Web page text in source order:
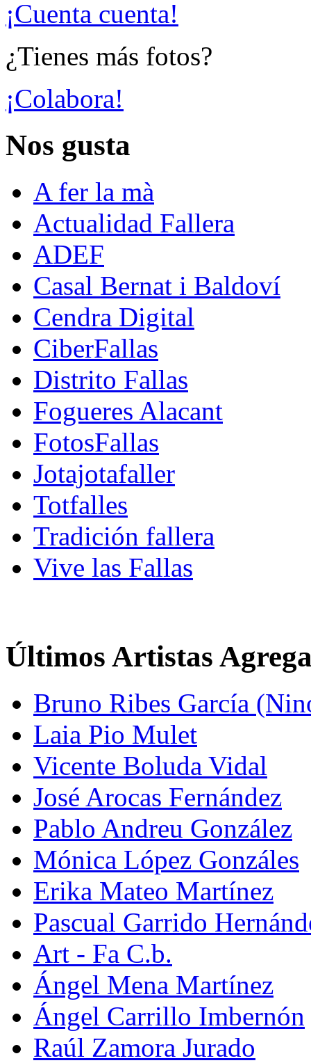
¡Cuenta cuenta!
¿Tienes más fotos?
¡Colabora!
Nos gusta
A fer la mà
Actualidad Fallera
ADEF
Casal Bernat i Baldoví
Cendra Digital
CiberFallas
Distrito Fallas
Fogueres Alacant
FotosFallas
Jotajotafaller
Totfalles
Tradición fallera
Vive las Fallas
Últimos Artistas
Bruno Ribes García
Laia Pio Mulet
Vicente Boluda Vidal
José Arocas Fernández
Pablo Andreu González
Mónica López Gonzáles
Erika Mateo Martínez
Pascual Garrido
Art - Fa C.b.
Ángel Mena Martínez
Ángel Carrillo Imbernón
Raúl Zamora Jurado